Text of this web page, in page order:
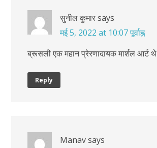
सुनील कुमारsays
मई 5, 2022 at 10:07 पूर्वाह्न
ब्रूसली एक महान प्रेरणादायक मार्शल आर्ट थे
Reply
Manavsays